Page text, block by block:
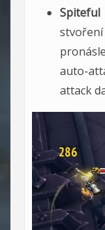
Spiteful
auto-
attack